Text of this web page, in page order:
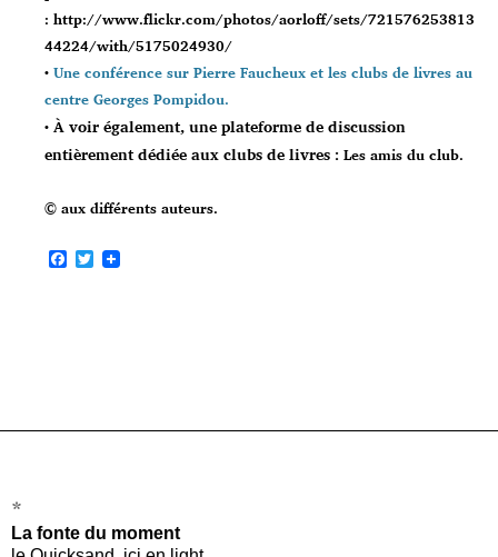
: http://www.flickr.com/photos/aorloff/sets/721576253813
44224/with/5175024930/
•Une conférence sur Pierre Faucheux et les clubs de livres au
centre Georges Pompidou.
•À voir également, une plateforme de discussion
entièrement dédiée aux clubs de livres : Les amis du club.
© aux différents auteurs.
F T
w
*
La fonte du moment